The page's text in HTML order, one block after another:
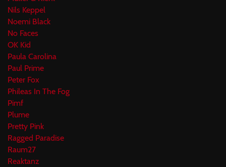
Nils Keppel
Noemi Black
No Faces
OK Kid
Paula Carolina
Paul Prime
Peter Fox
Phileas In The Fog
Pimf
Plume
Pretty Pink
Ragged Paradise
Raum27
Reaktanz